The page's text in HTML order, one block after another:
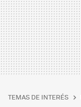
TEMAS DE INTERÉS